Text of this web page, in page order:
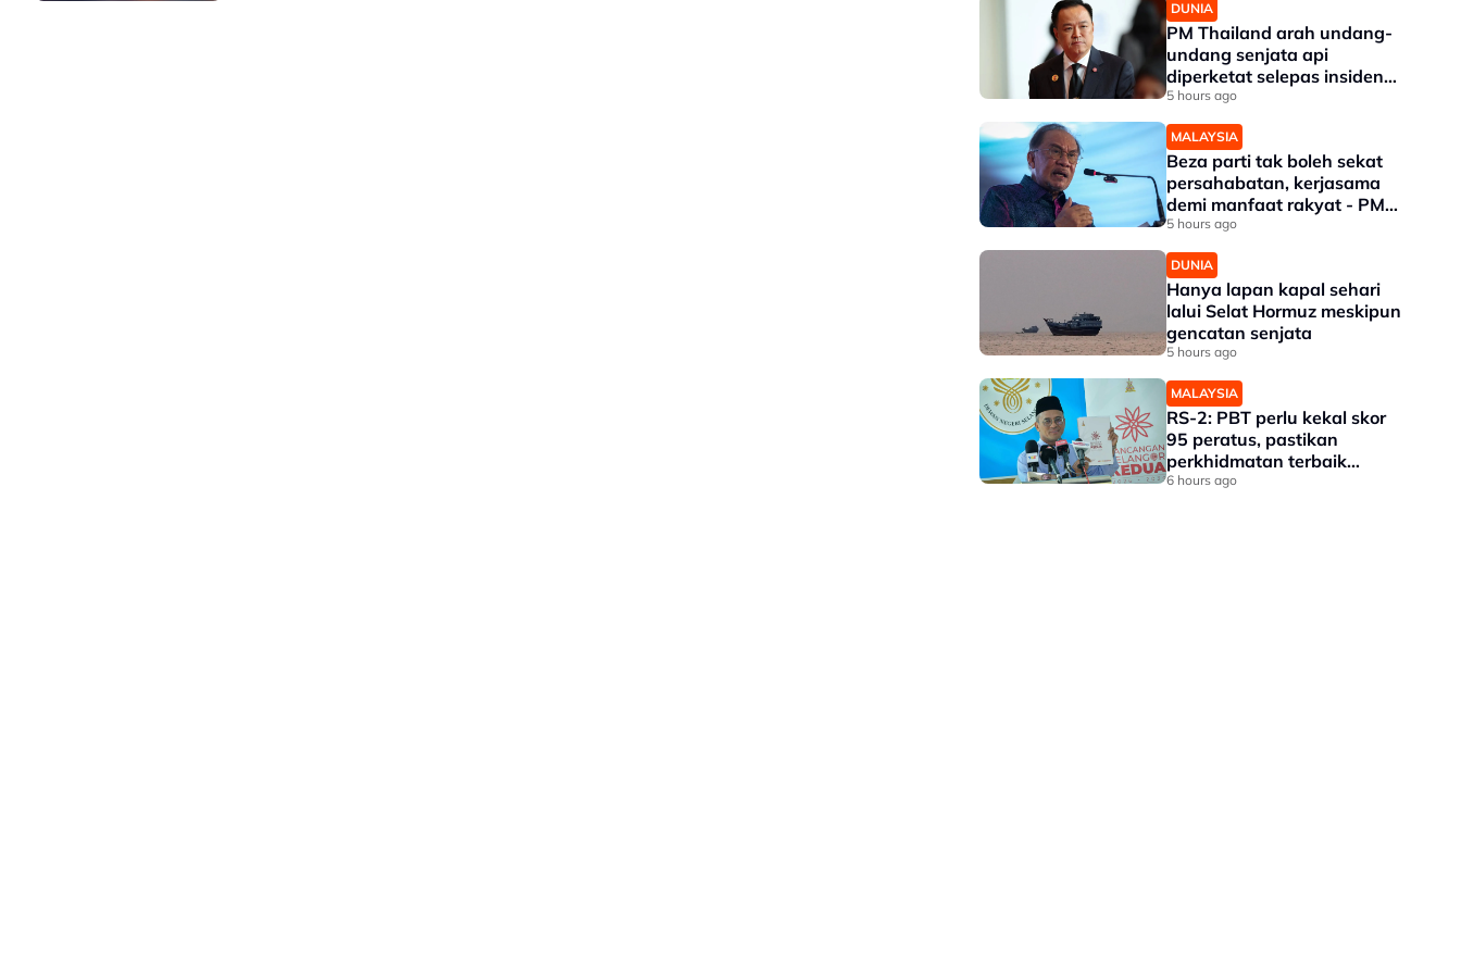
DUNIA
PM Thailand arah undang-
undang senjata api
diperketat selepas insiden
tembakan di sekolah
5 hours ago
MALAYSIA
Beza parti tak boleh sekat
persahabatan, kerjasama
demi manfaat rakyat - PM
Anwar
5 hours ago
DUNIA
Hanya lapan kapal sehari
lalui Selat Hormuz meskipun
gencatan senjata
5 hours ago
MALAYSIA
RS-2: PBT perlu kekal skor
95 peratus, pastikan
perkhidmatan terbaik
kepada rakyat - Amirudin
6 hours ago